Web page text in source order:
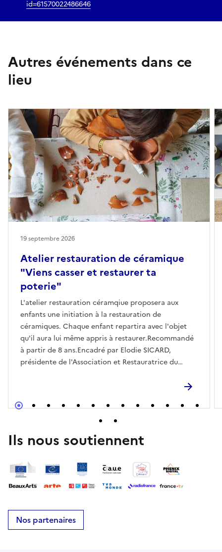
id=61570022486646
Autres événements dans ce
lieu
Atelier restauration de céramique
"Viens casser et restaurer ta
poterie"
L'atelier restauration céramqiue proposera aux
enfants une initiation à la restauration de
céramiques. Chaque enfant repartira avec l'objet
qu'il aura lui même appris à restaurer.Recommandé
à partir de 8 ans.Encadré par Elodie SICARD,
présidente de l'Association et Restauratrice du
19 septembre 2026
Ils nous soutiennent
Nos partenaires